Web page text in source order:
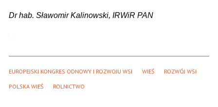
Dr hab. Sławomir Kalinowski, IRWiR PAN
EUROPEJSKI KONGRES ODNOWY I ROZWOJU WSI WIEŚ ROZWÓJ WSI
POLSKA WIEŚ ROLNICTWO